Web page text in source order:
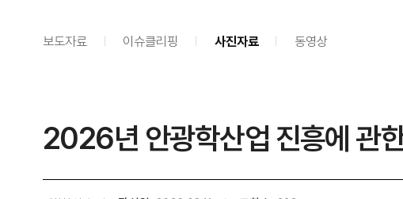
보도자료 이슈클리핑 사진자료 동영상
2026년 안광학산업 진흥에 관